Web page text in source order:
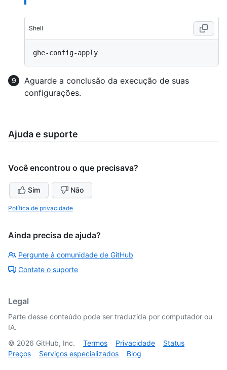
Shell
Aguarde a conclusão da execução de suas
configurações.
Ajuda e suporte
Você encontrou o que precisava?
Sim Não
Política de privacidade
Ainda precisa de ajuda?
Pergunte à comunidade de GitHub
Contate o suporte
Legal
Parte desse conteúdo pode ser traduzida por computador ou
IA.
© 2026 GitHub, Inc. Termos Privacidade
Status
Preços
Serviços especializados Blog